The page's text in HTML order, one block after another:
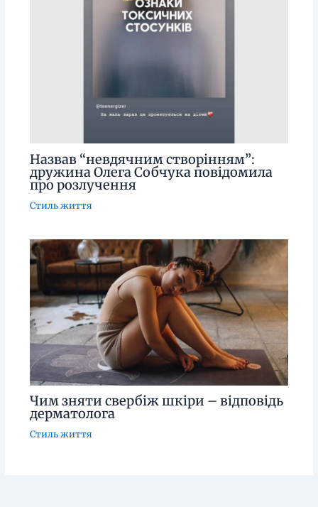
Назвав “невдячним створінням”:
дружина Олега Собчука повідомила
про розлучення
Стиль життя
Чим зняти свербіж шкіри – відповідь
дерматолога
Стиль життя